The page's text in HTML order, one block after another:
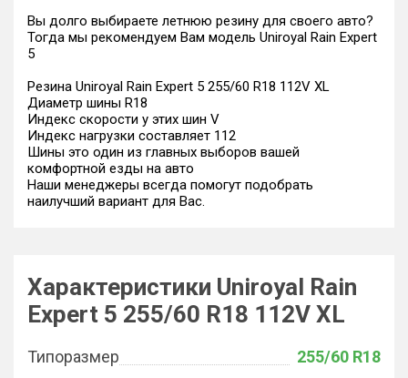
Вы долго выбираете летнюю резину для своего авто?
Тогда мы рекомендуем Вам модель Uniroyal Rain Expert
5
Резина Uniroyal Rain Expert 5 255/60 R18 112V XL
Диаметр шины R18
Индекс скорости у этих шин V
Индекс нагрузки составляет 112
Шины это один из главных выборов вашей
комфортной езды на авто
Наши менеджеры всегда помогут подобрать
наилучший вариант для Вас.
Характеристики Uniroyal Rain
Expert 5 255/60 R18 112V XL
Типоразмер
255/60 R18